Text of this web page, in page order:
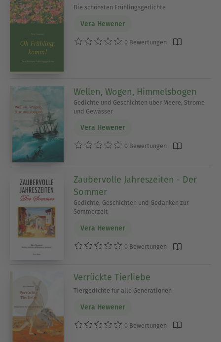
Die schönsten Frühlingsgedichte
Vera Hewener
0 Bewertungen
Wellen, Wogen, Himmelsbogen
Gedichte und Geschichten über Meere, Ströme
und Gewässer
Vera Hewener
0 Bewertungen
Zaubervolle Jahreszeiten - Der
Sommer
Gedichte, Geschichten und Gedanken zur
Sommerzeit
Vera Hewener
0 Bewertungen
Verrückte Tierliebe
Tiergedichte für alle Generationen
Vera Hewener
0 Bewertungen